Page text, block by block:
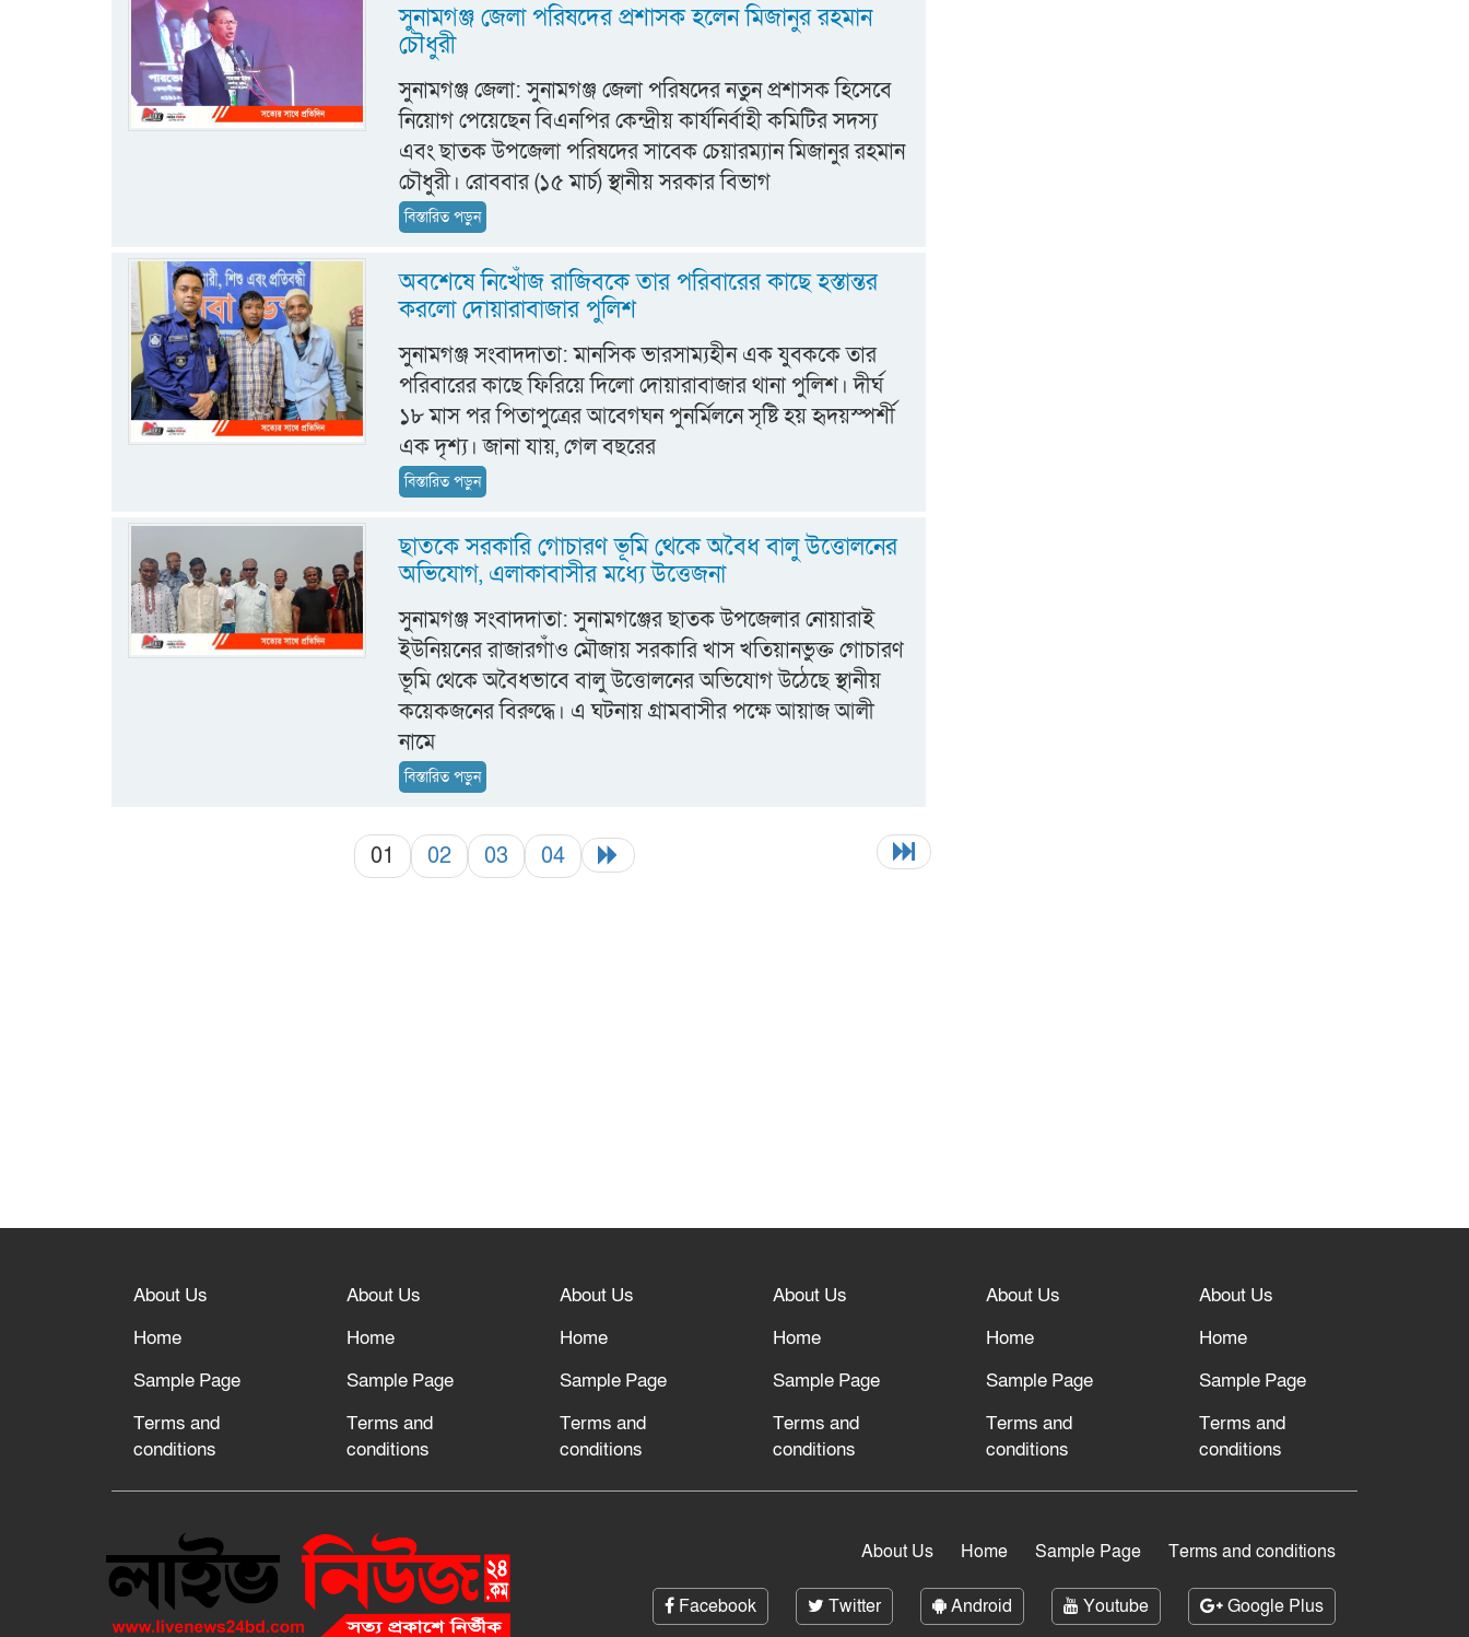
সুনামগঞ্জ জেলা পরিষদের প্রশাসক হলেন মিজানুর রহমান
চৌধুরী
সুনামগঞ্জ জেলা: সুনামগঞ্জ জেলা পরিষদের নতুন প্রশাসক হিসেবে
নিয়োগ পেয়েছেন বিএনপির কেন্দ্রীয় কার্যনির্বাহী কমিটির সদস্য
এবং ছাতক উপজেলা পরিষদের সাবেক চেয়ারম্যান মিজানুর রহমান
চৌধুরী। রোববার (১৫ মার্চ) স্থানীয় সরকার বিভাগ
বিস্তারিত পড়ুন
অবশেষে নিখোঁজ রাজিবকে তার পরিবারের কাছে হস্তান্তর
করলো দোয়ারাবাজার পুলিশ
সুনামগঞ্জ সংবাদদাতা: মানসিক ভারসাম্যহীন এক যুবককে তার
পরিবারের কাছে ফিরিয়ে দিলো দোয়ারাবাজার থানা পুলিশ। দীর্ঘ
১৮ মাস পর পিতাপুত্রের আবেগঘন পুনর্মিলনে সৃষ্টি হয় হৃদয়স্পর্শী
এক দৃশ্য। জানা যায়, গেল বছরের
বিস্তারিত পড়ুন
ছাতকে সরকারি গোচারণ ভূমি থেকে অবৈধ বালু উত্তোলনের
অভিযোগ, এলাকাবাসীর মধ্যে উত্তেজনা ‎
‎‎সুনামগঞ্জ সংবাদদাতা: ‎সুনামগঞ্জের ছাতক উপজেলার নোয়ারাই
ইউনিয়নের রাজারগাঁও মৌজায় সরকারি খাস খতিয়ানভুক্ত গোচারণ
ভূমি থেকে অবৈধভাবে বালু উত্তোলনের অভিযোগ উঠেছে স্থানীয়
কয়েকজনের বিরুদ্ধে। এ ঘটনায় গ্রামবাসীর পক্ষে আয়াজ আলী
নামে
বিস্তারিত পড়ুন
01 02 03 04
About Us
Home
Sample Page
Terms and
conditions
About Us
Home
Sample Page
Terms and
conditions
About Us
Home
Sample Page
Terms and
conditions
About Us
Home
Sample Page
Terms and
conditions
About Us
Home
Sample Page
Terms and
conditions
About Us
Home
Sample Page
Terms and
conditions
About Us Home Sample Page Terms and conditions
Facebook Twitter Android Youtube Google Plus